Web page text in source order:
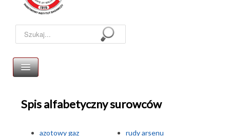
Szukaj...
Spis alfabetyczny surowców
azotowy gaz
rudy arsenu